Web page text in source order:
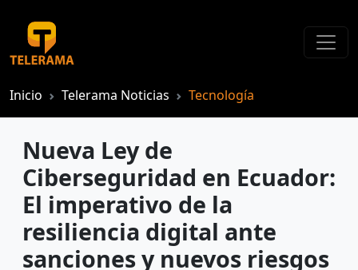
Inicio Telerama Noticias Tecnología
Nueva Ley de
Ciberseguridad en Ecuador:
El imperativo de la
resiliencia digital ante
sanciones y nuevos riesgos